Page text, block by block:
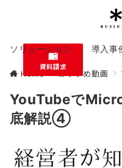
資料請求
ソリューション 導入事
Home おすすめ動画
YouTubeで
底解説④